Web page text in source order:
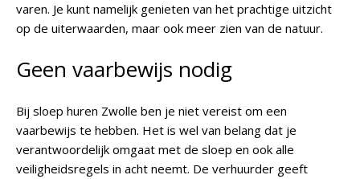
varen. Je kunt namelijk genieten van het prachtige uitzicht
op de uiterwaarden, maar ook meer zien van de natuur.
Geen vaarbewijs nodig
Bij sloep huren Zwolle ben je niet vereist om een
vaarbewijs te hebben. Het is wel van belang dat je
verantwoordelijk omgaat met de sloep en ook alle
veiligheidsregels in acht neemt. De verhuurder geeft